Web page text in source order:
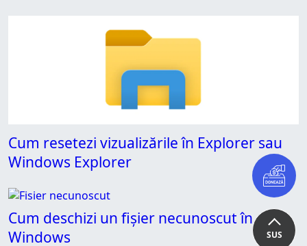
SUS
Cum resetezi vizualizările în Explorer sau
Windows Explorer
Cum deschizi un fișier necunoscut în
Windows